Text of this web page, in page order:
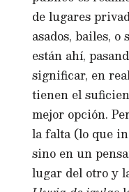
de lugares
asados, bailes,
están ahí,
significar, en
tienen el
mejor opción.
la falta (lo que
sino en un
lugar del otro y